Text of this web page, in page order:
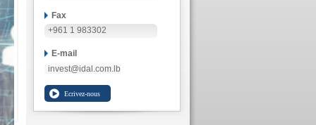
Fax
+961 1 983302
E-mail
invest@idal.com.lb